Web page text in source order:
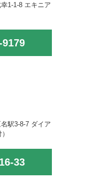
1-1-8 エキニア
9179
駅3-8-7 ダイア
33